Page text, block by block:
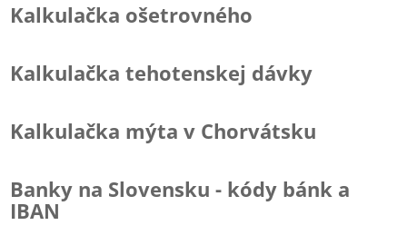
Kalkulačka ošetrovného
Kalkulačka tehotenskej dávky
Kalkulačka mýta v Chorvátsku
Banky na Slovensku - kódy bánk a
IBAN